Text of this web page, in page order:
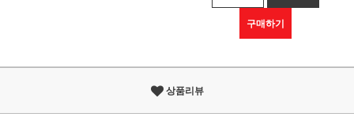
구매하기
상품리뷰